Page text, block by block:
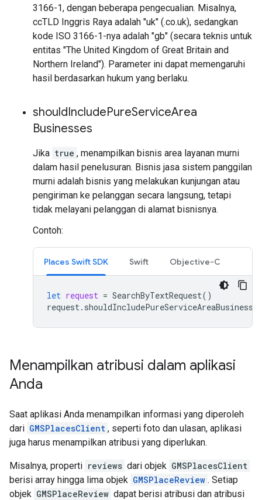
3166-1, dengan beberapa pengecualian. Misalnya,
ccTLD Inggris Raya adalah "uk" (.co.uk), sedangkan
kode ISO 3166-1-nya adalah "gb" (secara teknis untuk
entitas "The United Kingdom of Great Britain and
Northern Ireland"). Parameter ini dapat memengaruhi
hasil berdasarkan hukum yang berlaku.
shouldIncludePureServiceArea
Businesses
Jika true , menampilkan bisnis area layanan murni
dalam hasil penelusuran. Bisnis jasa sistem panggilan
murni adalah bisnis yang melakukan kunjungan atau
pengiriman ke pelanggan secara langsung, tetapi
tidak melayani pelanggan di alamat bisnisnya.
Contoh:
Places Swift SDK Swift Objective-C
let request = SearchByTextRequest()
request. shouldIncludePureServiceAreaBusinesses
Menampilkan atribusi dalam aplikasi
Anda
Saat aplikasi Anda menampilkan informasi yang diperoleh
dari GMSPlacesClient , seperti foto dan ulasan, aplikasi
juga harus menampilkan atribusi yang diperlukan.
Misalnya, properti reviews dari objek GMSPlacesClient
berisi array hingga lima objek GMSPlaceReview . Setiap
objek GMSPlaceReview dapat berisi atribusi dan atribusi